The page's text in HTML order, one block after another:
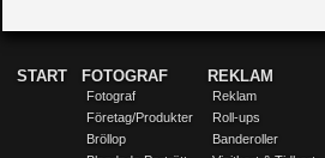
START FOTOGRAF
Fotograf
Företag/Produkter
Bröllop
REKLAM
Reklam
Roll-ups
Banderoller